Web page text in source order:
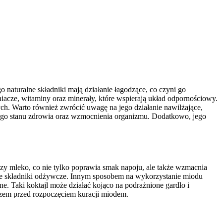
składniki mają działanie łagodzące, co czyni go
witaminy oraz minerały, które wspierają układ odpornościowy.
Warto również zwrócić uwagę na jego działanie nawilżające,
stanu zdrowia oraz wzmocnienia organizmu. Dodatkowo, jego
mleko, co nie tylko poprawia smak napoju, ale także wzmacnia
składniki odżywcze. Innym sposobem na wykorzystanie miodu
Taki koktajl może działać kojąco na podrażnione gardło i
przed rozpoczęciem kuracji miodem.